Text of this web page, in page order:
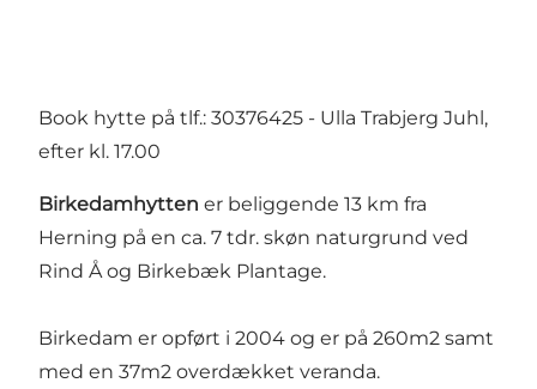
Book hytte på tlf.: 30376425 - Ulla Trabjerg Juhl,
efter kl. 17.00
Birkedamhytten er beliggende 13 km fra
Herning på en ca. 7 tdr. skøn naturgrund ved
Rind Å og Birkebæk Plantage.
Birkedam er opført i 2004 og er på 260m2 samt
med en 37m2 overdækket veranda.